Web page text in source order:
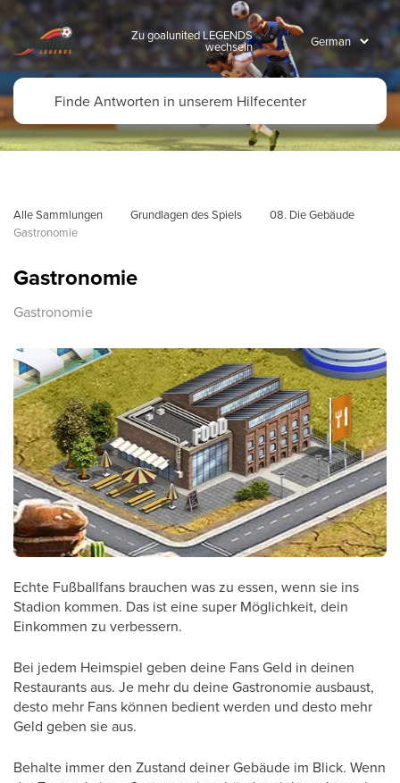
Zu goalunited LEGENDS
wechseln
Alle Sammlungen Grundlagen des Spiels
08. Die Gebäude
Gastronomie
Gastronomie
Gastronomie
Echte Fußballfans brauchen was zu essen, wenn sie ins
Stadion kommen. Das ist eine super Möglichkeit, dein
Einkommen zu verbessern.
Bei jedem Heimspiel geben deine Fans Geld in deinen
Restaurants aus. Je mehr du deine Gastronomie ausbaust,
desto mehr Fans können bedient werden und desto mehr
Geld geben sie aus.
Behalte immer den Zustand deiner Gebäude im Blick. Wenn